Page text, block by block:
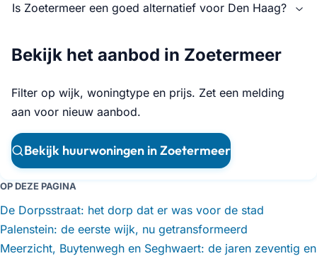
Is Zoetermeer een goed alternatief voor Den Haag?
Bekijk het aanbod in Zoetermeer
Filter op wijk, woningtype en prijs. Zet een melding
aan voor nieuw aanbod.
Bekijk huurwoningen in Zoetermeer
OP DEZE PAGINA
De Dorpsstraat: het dorp dat er was voor de stad
Palenstein: de eerste wijk, nu getransformeerd
Meerzicht, Buytenwegh en Seghwaert: de jaren zeventig en